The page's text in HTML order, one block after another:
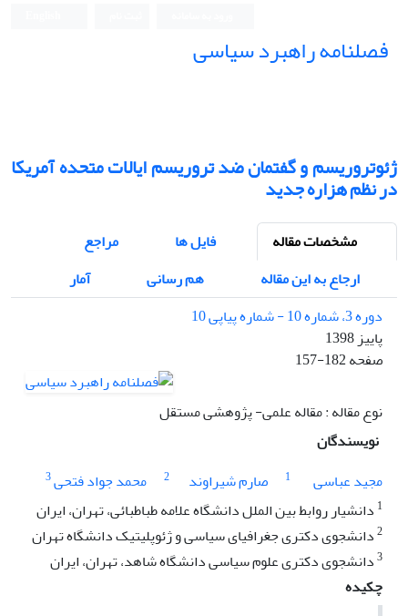
فصلنامه راهبرد سیاسی
ژئوتروریسم و گفتمان ضد تروریسم ایالات متحده آمریکا
در نظم هزاره جدید
مشخصات مقاله فایل ها
مراجع
ارجاع به این مقاله
هم رسانی
آمار
دوره 3، شماره 10 - شماره پیاپی 10
پاییز 1398
صفحه157-182
نوع مقاله : مقاله علمی- پژوهشی مستقل
نویسندگان
مجید عباسی
1 صارم شیراوند 2 محمد جواد فتحی3
1 دانشیار روابط بین الملل دانشگاه علامه طباطبائی، تهران، ایران
2دانشجوی دکتری جغرافیای سیاسی و ژئوپلیتیک دانشگاه تهران
3دانشجوی دکتری علوم سیاسی دانشگاه شاهد، تهران، ایران
چکیده